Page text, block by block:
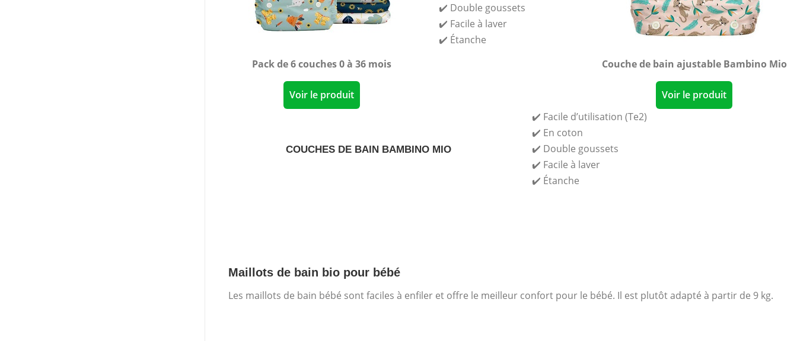
Pack de 6 couches 0 à 36 mois
Voir le produit
✔️ Double goussets
✔️ Facile à laver
✔️ Étanche
Couche de bain ajustable Bambino Mio
Voir le produit
COUCHES DE BAIN BAMBINO MIO
✔️ Facile d’utilisation (Te2)
✔️ En coton
✔️ Double goussets
✔️ Facile à laver
✔️ Étanche
Maillots de bain bio pour bébé
Les maillots de bain bébé sont faciles à enfiler et offre le meilleur confort pour le bébé. Il est plutôt adapté à partir de 9 kg.